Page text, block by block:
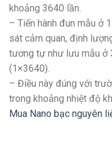
khoảng 3640 lần.
– Tiến hành đun mẫu ở
sát cảm quan, định
tương tự như lưu mẫu ở
(1×3640).
– Điều này đúng với
trong khoảng nhiệt độ
Mua Nano bạc nguyên